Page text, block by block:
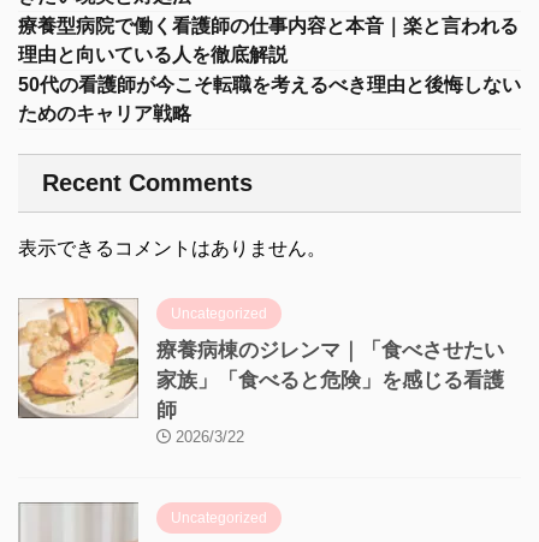
療養型病院で働く看護師の仕事内容と本音｜楽と言われる
理由と向いている人を徹底解説
50代の看護師が今こそ転職を考えるべき理由と後悔しない
ためのキャリア戦略
Recent Comments
表示できるコメントはありません。
Uncategorized
療養病棟のジレンマ｜「食べさせたい
家族」「食べると危険」を感じる看護
師
2026/3/22
Uncategorized